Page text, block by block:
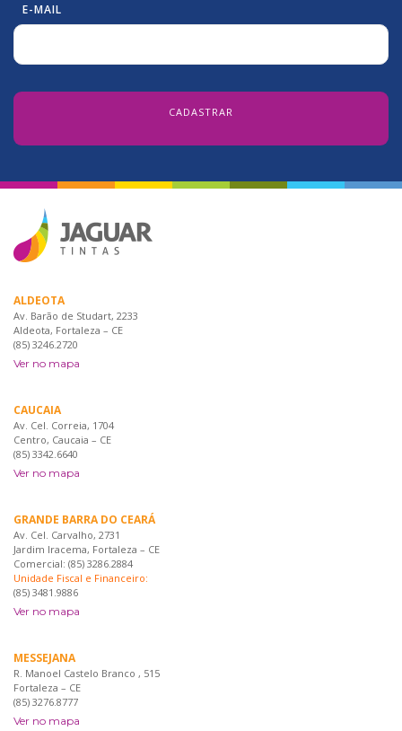
E-MAIL
ALDEOTA
Av. Barão de Studart, 2233
Aldeota, Fortaleza – CE
(85) 3246.2720
Ver no mapa
CAUCAIA
Av. Cel. Correia, 1704
Centro, Caucaia – CE
(85) 3342.6640
Ver no mapa
GRANDE BARRA DO CEARÁ
Av. Cel. Carvalho, 2731
Jardim Iracema, Fortaleza – CE
Comercial: (85) 3286.2884
Unidade Fiscal e Financeiro:
(85) 3481.9886
Ver no mapa
MESSEJANA
R. Manoel Castelo Branco , 515
Fortaleza – CE
(85) 3276.8777
Ver no mapa